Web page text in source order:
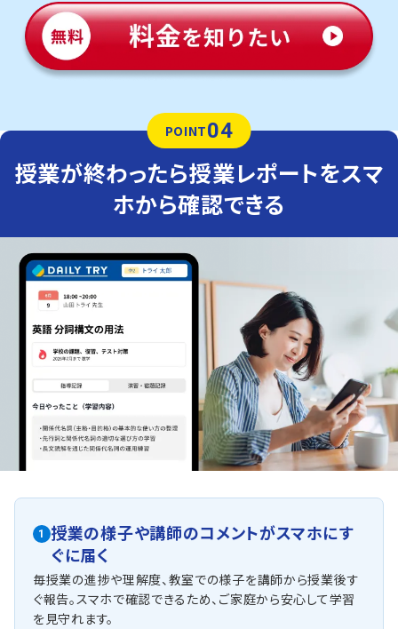
POINT04
授業が終わったら授業レポートをスマ
ホから確認できる
1
授業の様子や講師のコメントがスマホにす
ぐに届く
毎授業の進捗や理解度、教室での様子を講師から授業後す
ぐ報告。スマホで確認できるため、ご家庭から安心して学習
を見守れます。